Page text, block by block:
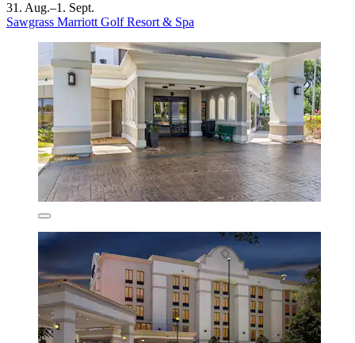
31. Aug.–1. Sept.
Sawgrass Marriott Golf Resort & Spa